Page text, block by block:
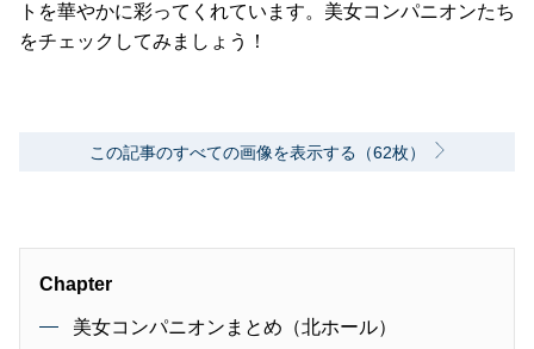
トを華やかに彩ってくれています。美女コンパニオンたち
をチェックしてみましょう！
この記事のすべての画像を表示する（62枚）
Chapter
美女コンパニオンまとめ（北ホール）